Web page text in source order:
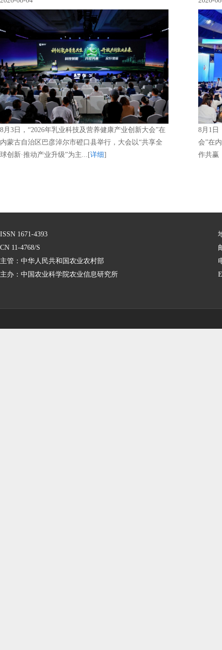
8月3日，“2026年乳业科技及营养健康产业创新大会”在
内蒙古自治区巴彦淖尔市磴口县举行，大会以“共享全
球创新·推动产业升级”为主...[详细]
8月1日
会”在
作共赢
ISSN 1671-4393
CN 11-4768/S
主管：中华人民共和国农业农村部
主办：中国农业科学院农业信息研究所